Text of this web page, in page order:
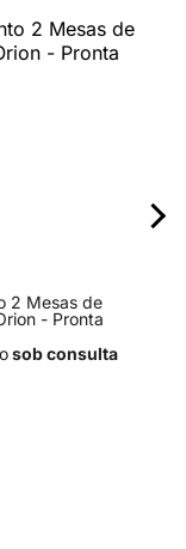
2 Mesas de
- Pronta
sob consulta